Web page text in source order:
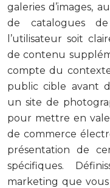
galeries d’images,
de catalogues
l’utilisateur soit
de contenu
compte du
public cible avant
un site de
pour mettre en
de commerce
présentation de
spécifiques.
marketing que